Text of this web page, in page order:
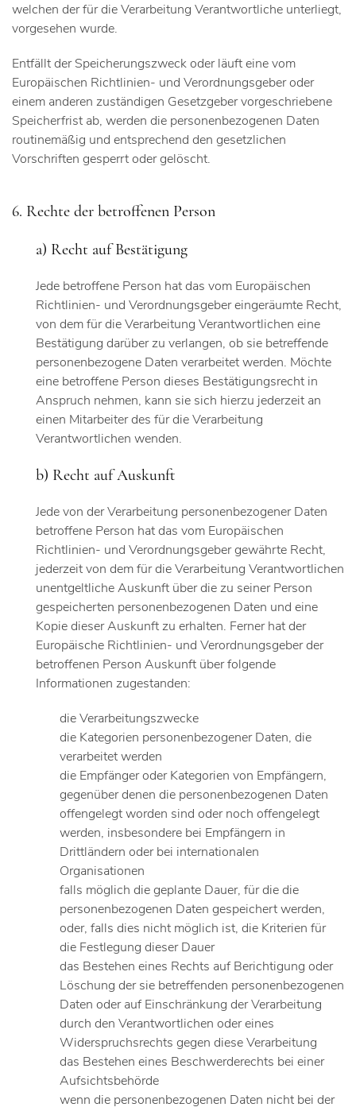
welchen der für die Verarbeitung Verantwortliche unterliegt,
vorgesehen wurde.
Entfällt der Speicherungszweck oder läuft eine vom
Europäischen Richtlinien- und Verordnungsgeber oder
einem anderen zuständigen Gesetzgeber vorgeschriebene
Speicherfrist ab, werden die personenbezogenen Daten
routinemäßig und entsprechend den gesetzlichen
Vorschriften gesperrt oder gelöscht.
6. Rechte der betroffenen Person
a) Recht auf Bestätigung
Jede betroffene Person hat das vom Europäischen
Richtlinien- und Verordnungsgeber eingeräumte Recht,
von dem für die Verarbeitung Verantwortlichen eine
Bestätigung darüber zu verlangen, ob sie betreffende
personenbezogene Daten verarbeitet werden. Möchte
eine betroffene Person dieses Bestätigungsrecht in
Anspruch nehmen, kann sie sich hierzu jederzeit an
einen Mitarbeiter des für die Verarbeitung
Verantwortlichen wenden.
b) Recht auf Auskunft
Jede von der Verarbeitung personenbezogener Daten
betroffene Person hat das vom Europäischen
Richtlinien- und Verordnungsgeber gewährte Recht,
jederzeit von dem für die Verarbeitung Verantwortlichen
unentgeltliche Auskunft über die zu seiner Person
gespeicherten personenbezogenen Daten und eine
Kopie dieser Auskunft zu erhalten. Ferner hat der
Europäische Richtlinien- und Verordnungsgeber der
betroffenen Person Auskunft über folgende
Informationen zugestanden:
die Verarbeitungszwecke
die Kategorien personenbezogener Daten, die
verarbeitet werden
die Empfänger oder Kategorien von Empfängern,
gegenüber denen die personenbezogenen Daten
offengelegt worden sind oder noch offengelegt
werden, insbesondere bei Empfängern in
Drittländern oder bei internationalen
Organisationen
falls möglich die geplante Dauer, für die die
personenbezogenen Daten gespeichert werden,
oder, falls dies nicht möglich ist, die Kriterien für
die Festlegung dieser Dauer
das Bestehen eines Rechts auf Berichtigung oder
Löschung der sie betreffenden personenbezogenen
Daten oder auf Einschränkung der Verarbeitung
durch den Verantwortlichen oder eines
Widerspruchsrechts gegen diese Verarbeitung
das Bestehen eines Beschwerderechts bei einer
Aufsichtsbehörde
wenn die personenbezogenen Daten nicht bei der